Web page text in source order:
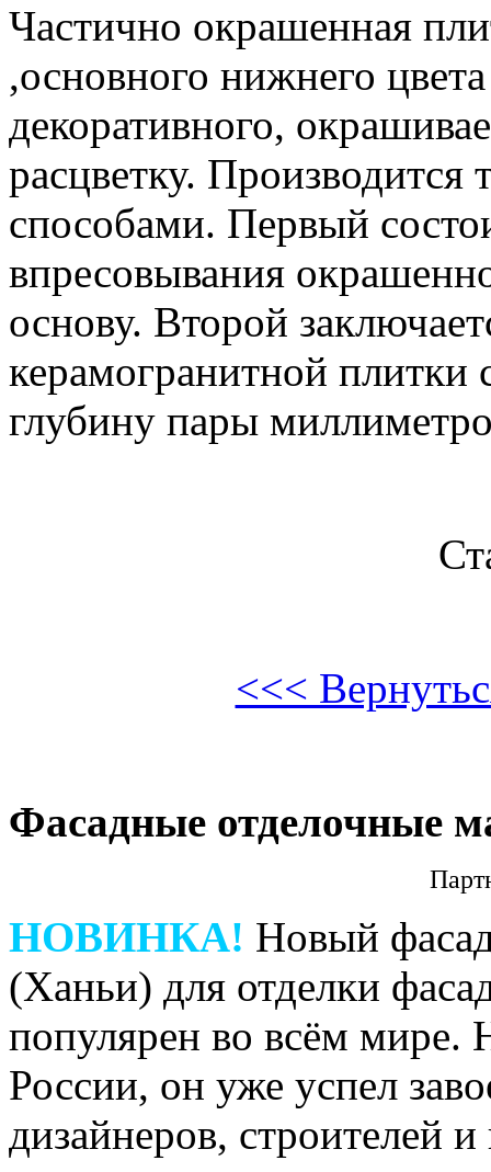
Частично окрашенная
,основного нижнего
декоративного,
расцветку. Производится
способами. Первый
впресовывания
основу. Второй
керамогранитной
глубину пары
<<<
Фасадные отделочные
НОВИНКА! Новый
(Ханьи) для отделки
популярен во всём мире.
России, он уже успел
дизайнеров, строителей